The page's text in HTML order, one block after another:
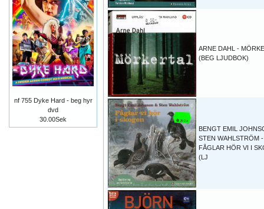
ARNE DAHL -
(BEG LJUDBOK)
BENGT EMIL
STEN WAHLSTRÖM -
FÅGLAR HÖR VI I
(LJ
nf 755 Dyke Hard - beg hyr
dvd
30.00Sek